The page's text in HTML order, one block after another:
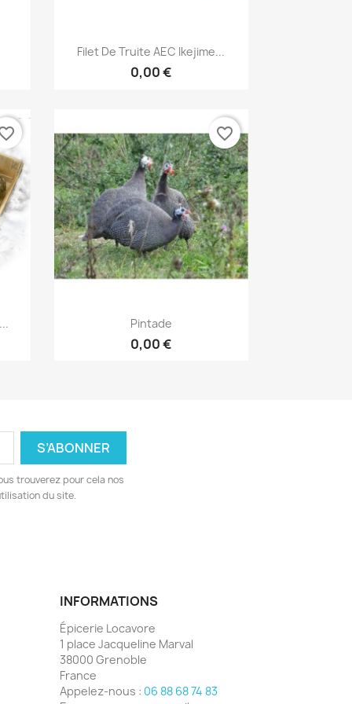
Aperçu rapide
Filet De Truite AEC Ikejime...
0,00 €
Aperçu rapide
Pintade
0,00 €
favorite_border
trouverez pour cela nos
du site.
INFORMATIONS
Épicerie Locavore
1 place Jacqueline Marval
38000 Grenoble
France
Appelez-nous : 06 88 68 74 83